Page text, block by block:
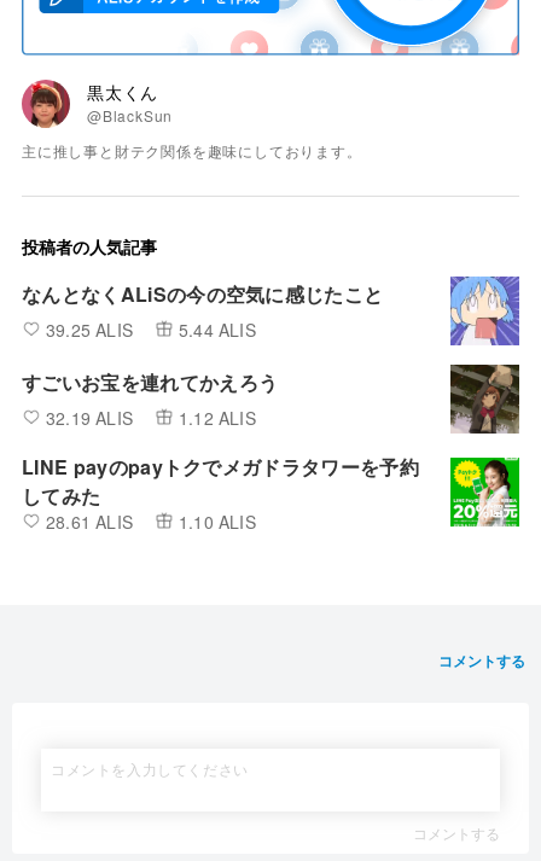
黒太くん
@BlackSun
主に推し事と財テク関係を趣味にしております。
投稿者の人気記事
なんとなくALiSの今の空気に感じたこと
39.25 ALIS 5.44 ALIS
すごいお宝を連れてかえろう
32.19 ALIS 1.12 ALIS
LINE payのpayトクでメガドラタワーを予約
してみた
28.61 ALIS 1.10 ALIS
コメントする
コメントする